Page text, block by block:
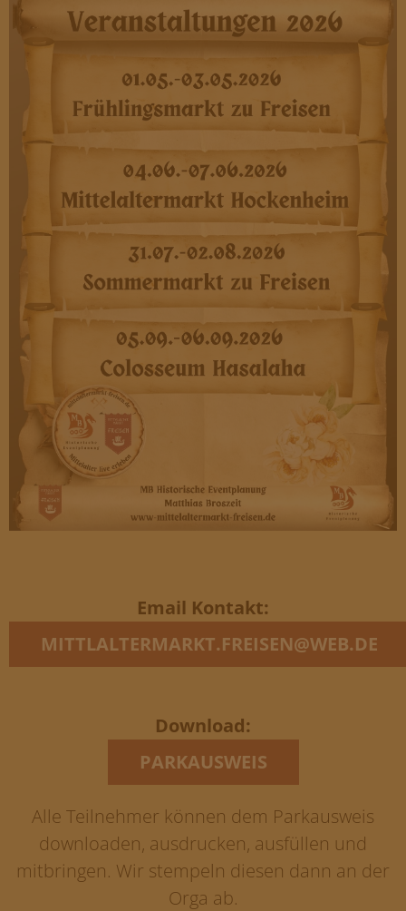
Email Kontakt:
MITTLALTERMARKT.FREISEN@WEB.DE
Download:
PARKAUSWEIS
Alle Teilnehmer können dem Parkausweis
downloaden, ausdrucken, ausfüllen und
mitbringen. Wir stempeln diesen dann an der
Orga ab.